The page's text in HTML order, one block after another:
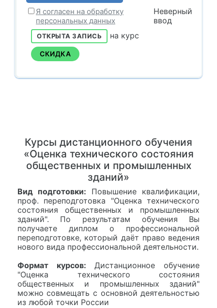
Я согласен на обработку
персональных данных
Неверный
ввод
ОТКРЫТА ЗАПИСЬ на курс
СКИДКА
Курсы дистанционного обучения
«Оценка технического состояния
общественных и промышленных
зданий»
Вид подготовки: Повышение квалификации,
проф. переподготовка "Оценка технического
состояния общественных и промышленных
зданий". По результатам обучения Вы
получаете диплом о профессиональной
переподготовке, который даёт право ведения
нового вида профессиональной деятельности.
Формат курсов: Дистанционное обучение
"Оценка технического состояния
общественных и промышленных зданий"
можно совмещать с основной деятельностью
из любой точки России